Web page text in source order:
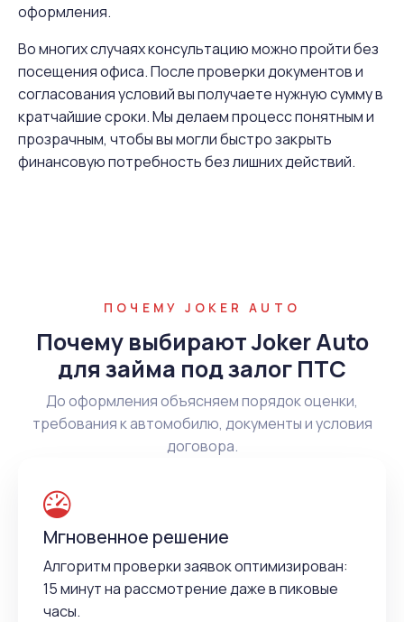
оформления.
Во многих случаях консультацию можно пройти без
посещения офиса. После проверки документов и
согласования условий вы получаете нужную сумму в
кратчайшие сроки. Мы делаем процесс понятным и
прозрачным, чтобы вы могли быстро закрыть
финансовую потребность без лишних действий.
ПОЧЕМУ JOKER AUTO
Почему выбирают Joker Auto
для займа под залог ПТС
До оформления объясняем порядок оценки,
требования к автомобилю, документы и условия
договора.
Мгновенное решение
Алгоритм проверки заявок оптимизирован:
15 минут на рассмотрение даже в пиковые
часы.